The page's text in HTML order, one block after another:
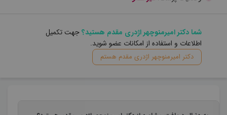
شما دکتر امیرمنوچهر اژدری مقدم هستید؟جهت تکمیل
اطلاعات و استفاده از امکانات عضو شوید.
دکتر امیرمنوچهر اژدری مقدم هستم